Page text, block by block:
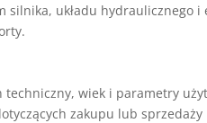
układu hydraulicznego i
wiek i parametry
zakupu lub sprzedaży